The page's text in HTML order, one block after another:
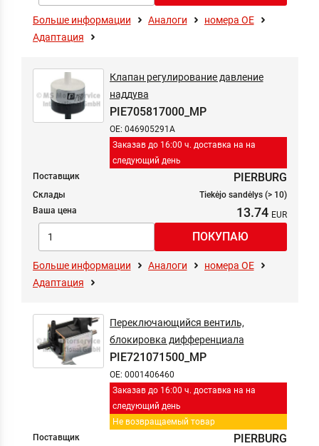
Больше информации Аналоги
номера ОЕ
Адаптация
Заказав до 16:00 ч. доставка на на
следующий день
Клапан регулирование давление
наддува
PIE705817000_MP
OE: 046905291A
Поставщик PIERBURG
Склады
Tiekėjo sandėlys (> 10)
Ваша цена
13.74
Больше информации Аналоги
номера ОЕ
Адаптация
Заказав до 16:00 ч. доставка на на
следующий день
Не возвращаемый товар
Переключающийся вентиль,
блокировка дифференциала
PIE721071500_MP
OE: 0001406460
Поставщик PIERBURG